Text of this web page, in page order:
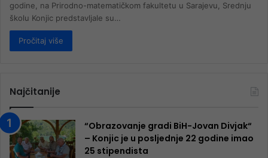
godine, na Prirodno-matematičkom fakultetu u Sarajevu, Srednju
školu Konjic predstavljale su…
Pročitaj više
Najčitanije
“Obrazovanje gradi BiH-Jovan Divjak“
– Konjic je u posljednje 22 godine imao
25 ​​stipendista